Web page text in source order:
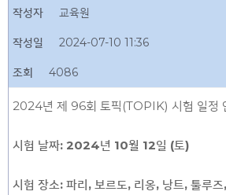
작성자 교육원
작성일 2024-07-10 11:36
조회 4086
2024년 제 96회 토픽(TOPIK) 시험 일정
시험 날짜: 2024년 10월 12일 (토)
시험 장소: 파리, 보르도, 리옹, 낭트, 툴루